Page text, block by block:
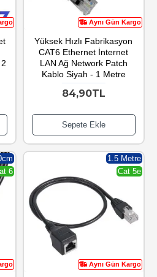
Aynı Gün Kargo
Yüksek Hızlı Fabrikasyon
CAT6 Ethernet İnternet
LAN Ağ Network Patch
Kablo Siyah - 1 Metre
84,90TL
Sepete Ekle
6
Aynı Gün Kargo
1.5 Metre
Cat 5e